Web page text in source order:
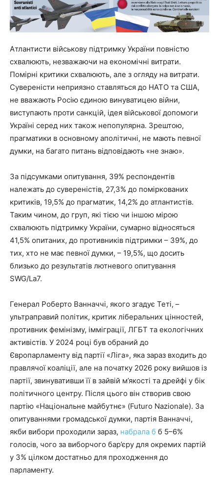
Атлантисти військову підтримку України повністю
схвалюють, незважаючи на економічні витрати.
Помірні критики схвалюють, але з огляду на витрати.
Сувереністи неприязно ставляться до НАТО та США,
не вважають Росію єдиною винуватицею війни,
виступають проти санкцій, ідея військової допомоги
Україні серед них також непопулярна. Зрештою,
прагматики в основному аполітичні, не мають певної
думки, на багато питань відповідають «не знаю».
За підсумками опитування, 39% респондентів
належать до сувереністів, 27,3% до поміркованих
критиків, 19,5% до прагматик, 14,2% до атлантистів.
Таким чином, до груп, які тією чи іншою мірою
схвалюють підтримку України, сумарно відносяться
41,5% опитаних, до противників підтримки – 39%, до
тих, хто не має певної думки, – 19,5%, що досить
близько до результатів лютневого опитування
SWG/La7.
Генерал Роберто Ванначчі, якого згадує Теті, –
ультраправий політик, критик ліберальних цінностей,
противник фемінізму, імміграції, ЛГБТ та екологічних
активістів. У 2024 році був обраний до
Європарламенту від партії «Ліга», яка зараз входить до
правлячої коаліції, але на початку 2026 року вийшов із
партії, звинувативши її в зайвій м’якості та дрейфі у бік
політичного центру. Після цього він створив свою
партію «Національне майбутнє» (Futuro Nazionale). За
опитуваннями громадської думки, партія Ванначчі,
якби вибори проходили зараз, набрала б б 5–6%
голосів, чого за виборчого бар’єру для окремих партій
у 3% цілком достатньо для проходження до
парламенту.